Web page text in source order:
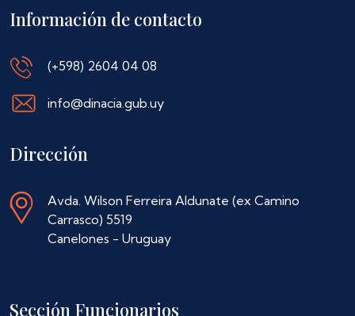
Información de contacto
(+598) 2604 04 08
info@dinacia.gub.uy
Dirección
Avda. Wilson Ferreira Aldunate (ex Camino
Carrasco) 5519
Canelones - Uruguay
Sección Funcionarios